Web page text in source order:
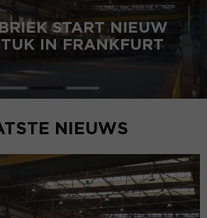
START NIEUW
IN FRANKFURT
NIEUWS